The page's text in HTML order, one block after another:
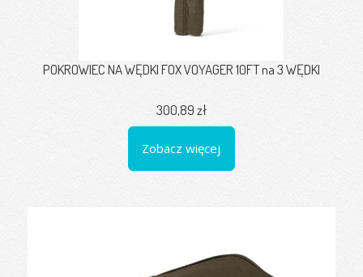
POKROWIEC NA WĘDKI FOX VOYAGER 10FT na 3 WĘDKI
300,89 zł
Zobacz więcej